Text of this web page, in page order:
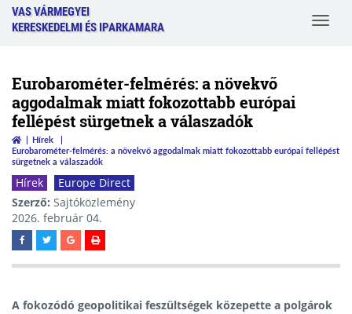
VAS VÁRMEGYEI
KERESKEDELMI ÉS IPARKAMARA
Toggle
Eurobarométer-felmérés: a növekvő
aggodalmak miatt fokozottabb európai
fellépést sürgetnek a válaszadók
Hírek
Eurobarométer-felmérés: a növekvő aggodalmak miatt fokozottabb európai fellépést
sürgetnek a válaszadók
Hírek
Europe Direct
Szerző: Sajtóközlemény
2026. február 04.
A fokozódó geopolitikai feszültségek közepette a polgárok